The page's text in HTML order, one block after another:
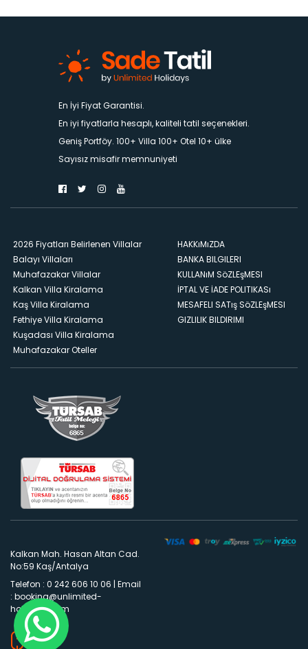
En İyi Fiyat Garantisi.
En iyi fiyatlarla hesaplı, kaliteli tatil seçenekleri.
Geniş Portföy. 100+ Villa 100+ Otel 10+ ülke
Sayısız misafir memnuniyeti
2026 Fiyatları Belirlenen Villalar
Balayı Villaları
Muhafazakar Villalar
Kalkan Villa Kiralama
Kaş Villa Kiralama
Fethiye Villa Kiralama
Kuşadası Villa Kiralama
Muhafazakar Oteller
HAKKıMıZDA
BANKA BILGILERI
KULLANıM SöZLEşMESI
İPTAL VE İADE POLITIKASı
MESAFELI SATış SöZLEşMESI
GIZLILIK BILDIRIMI
Kalkan Mah. Hasan Altan Cad.
No:59 Kaş/Antalya
Telefon : 0 242 606 10 06 | Email
: booking@unlimited-
holidays.com